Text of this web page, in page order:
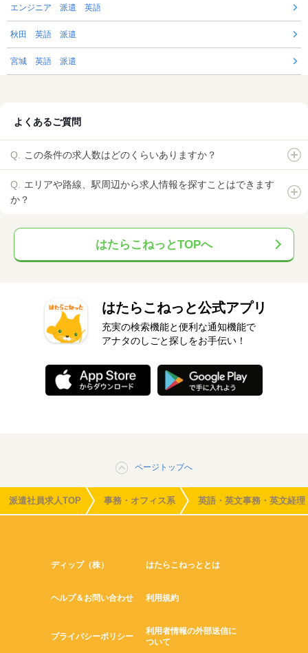
エンジニア 派遣 英語
秋田 英語 派遣
宮城 英語 派遣
よくあるご質問
この条件の求人数はどのくらいありますか？
エリアや路線、駅周辺から求人情報を探すことはできます
か？
はたらこねっとTOPへ
はたらこねっと公式アプリ
充実の検索機能と便利な通知機能で
アナタのしごと探しをお手伝い！
ページトップへ
派遣社員求人TOP 事務・オフィス系 英語・英文事務・英文経理
ディップ（株） はたらこねっととは
ヘルプ＆お問い合わせ 利用規約
プライバシーポリシー
利用者情報の外部送信に
ついて